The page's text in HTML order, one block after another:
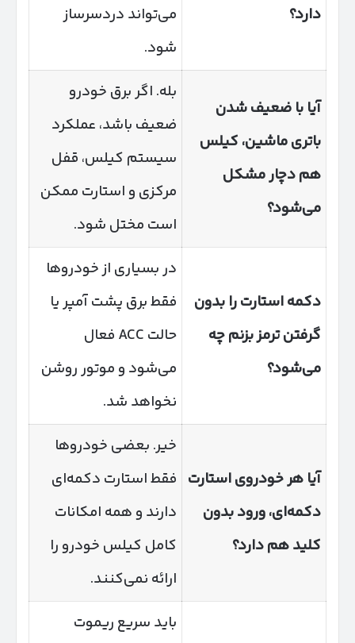
دارد؟
می‌تواند دردسرساز
شود.
آیا با ضعیف شدن
باتری ماشین، کیلس
هم دچار مشکل
می‌شود؟
بله. اگر برق خودرو
ضعیف باشد، عملکرد
سیستم کیلس، قفل
مرکزی و استارت ممکن
است مختل شود.
دکمه استارت را بدون
گرفتن ترمز بزنم چه
می‌شود؟
در بسیاری از خودروها
فقط برق پشت آمپر یا
حالت ACC فعال
می‌شود و موتور روشن
نخواهد شد.
آیا هر خودروی استارت
دکمه‌ای، ورود بدون
کلید هم دارد؟
خیر. بعضی خودروها
فقط استارت دکمه‌ای
دارند و همه امکانات
کامل کیلس خودرو را
ارائه نمی‌کنند.
باید سریع ریموت